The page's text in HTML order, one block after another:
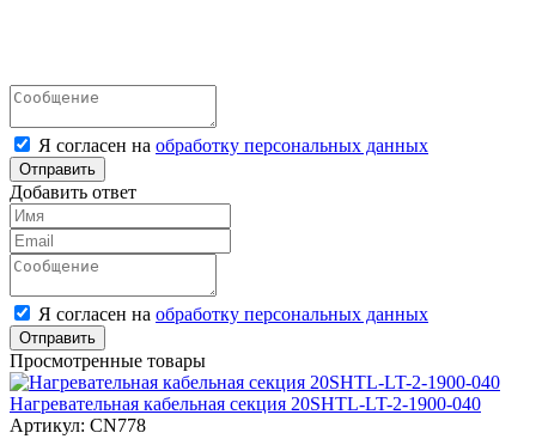
Я согласен на обработку персональных данных
Отправить
Добавить ответ
Я согласен на обработку персональных данных
Отправить
Просмотренные товары
Нагревательная кабельная секция 20SHTL-LT-2-1900-040
Артикул: CN778